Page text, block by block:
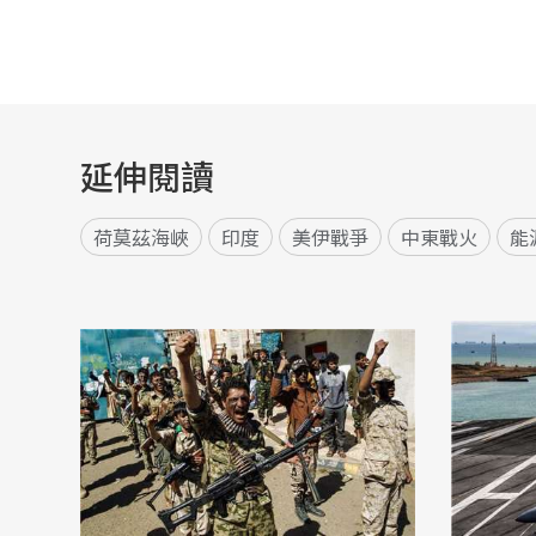
延伸閱讀
荷莫茲海峽 印度 美伊戰爭 中東戰火 能